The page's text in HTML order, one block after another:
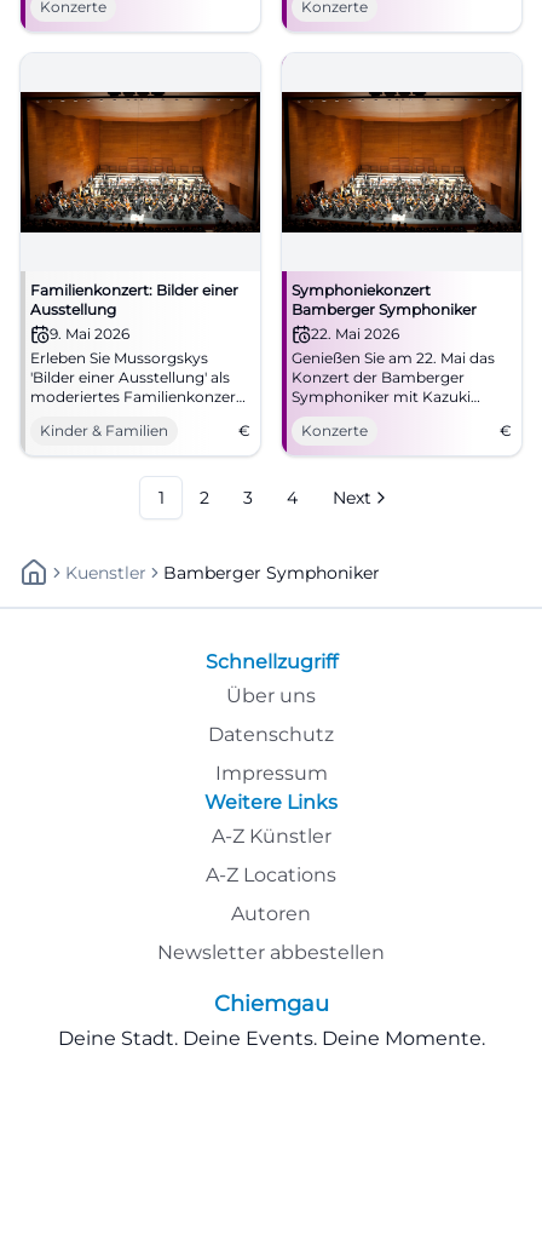
verspricht einen Abend voller
Energie. #Bamberg #Klassik
Konzerte
González-Monjas und Javier
Perianes live. #Klassik
Konzerte
Familienkonzert: Bilder einer
Ausstellung
9. Mai 2026
Erleben Sie Mussorgskys
'Bilder einer Ausstellung' als
moderiertes Familienkonzert
Bamberg.
Kinder & Familien €
Symphoniekonzert
Bamberger Symphoniker
22. Mai 2026
Genießen Sie am 22. Mai das
Konzert der Bamberger
Symphoniker mit Kazuki
Yamada und der
Meisterpianist Leif Ove
Andsnes in der Konzert- und
Konzerte €
1 2 3 4 Next
Kuenstler Bamberger Symphoniker
Schnellzugriff
Über uns
Datenschutz
Impressum
Weitere Links
A-Z Künstler
A-Z Locations
Autoren
Newsletter abbestellen
Chiemgau
Deine Stadt. Deine Events. Deine Momente.